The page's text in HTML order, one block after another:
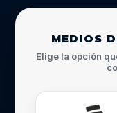
MEDIOS
Elige la opción